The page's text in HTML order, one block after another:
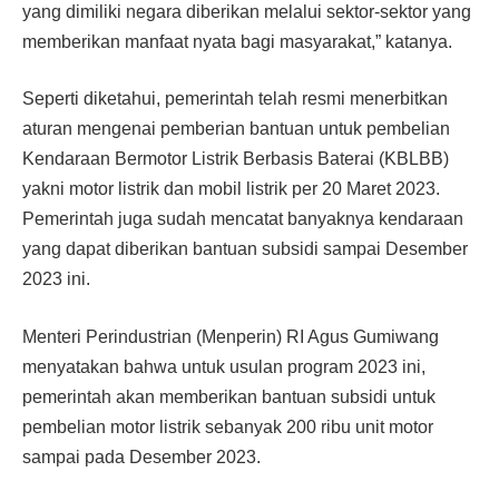
yang dimiliki negara diberikan melalui sektor-sektor yang
memberikan manfaat nyata bagi masyarakat,” katanya.
Seperti diketahui, pemerintah telah resmi menerbitkan
aturan mengenai pemberian bantuan untuk pembelian
Kendaraan Bermotor Listrik Berbasis Baterai (KBLBB)
yakni motor listrik dan mobil listrik per 20 Maret 2023.
Pemerintah juga sudah mencatat banyaknya kendaraan
yang dapat diberikan bantuan subsidi sampai Desember
2023 ini.
Menteri Perindustrian (Menperin) RI Agus Gumiwang
menyatakan bahwa untuk usulan program 2023 ini,
pemerintah akan memberikan bantuan subsidi untuk
pembelian motor listrik sebanyak 200 ribu unit motor
sampai pada Desember 2023.